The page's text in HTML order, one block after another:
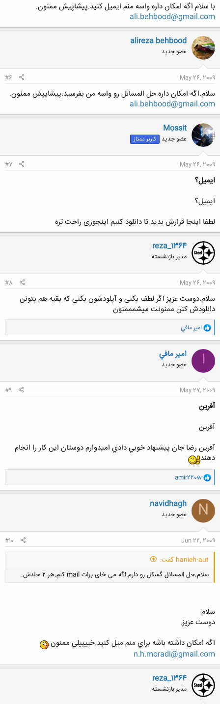
با سلام اگه امکان داره واسه منم ایمیل کنید.پیشاپیش ممنون.
ali.behbood@gmail.com
alireza behbood
عضو جدید
May 26, 2009
#6
سلام.اگه امکان داره حل المسائل رو واسه من بفرسید.پیشاپیش ممنون.
ali.behbood@gmail.com
Mossit
عضو جدید کاربر ممتاز
May 26, 2009
#7
ایمیل؟
ایمیل؟
لطفا اینجا قرارش بدید تا دانلود کنیم اینجوری راحت تره
reza_1364
مدیر بازنشسته
May 26, 2009
#8
سلام.دوست عزیز اگر لطف بکنی و آپلودشون بکنی که بقیه هم بتونن
دانلودش کنن ممنونت میشمممنون
و
ا
ک
ن
ا
امير مافي
ا امير مافي
عضو جدید
May 27, 2009
#9
آفرين
آفرين
آفرين رضا جان پيشنهاد خوبي دادي اميدوارم دوستان اين كار را انجام
دهند
و
ا
ک
ن
ش
ه
ا
amir220w
N
navidhagh
عضو جدید
Jun 22, 2009
#10
hanieh-aut گفت:
سلام.حل المسائل گسکل رو دارم.اگه می خای برات mail کنم.هر 2 جلدش.
کلیک کنید تا باز شود...
سلام
دوست عزيز.
اگه امكان داشته باشه براي منم ميل كنيد.خييييلي ممنون
n.h.moradi@gmail.com
reza_1364
مدیر بازنشسته